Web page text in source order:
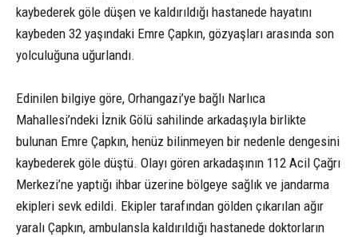
kaybederek göle düşen ve kaldırıldığı hastanede hayatını
kaybeden 32 yaşındaki Emre Çapkın, gözyaşları arasında son
yolculuğuna uğurlandı.
Edinilen bilgiye göre, Orhangazi’ye bağlı Narlıca
Mahallesi’ndeki İznik Gölü sahilinde arkadaşıyla birlikte
bulunan Emre Çapkın, henüz bilinmeyen bir nedenle dengesini
kaybederek göle düştü. Olayı gören arkadaşının 112 Acil Çağrı
Merkezi’ne yaptığı ihbar üzerine bölgeye sağlık ve jandarma
ekipleri sevk edildi. Ekipler tarafından gölden çıkarılan ağır
yaralı Çapkın, ambulansla kaldırıldığı hastanede doktorların